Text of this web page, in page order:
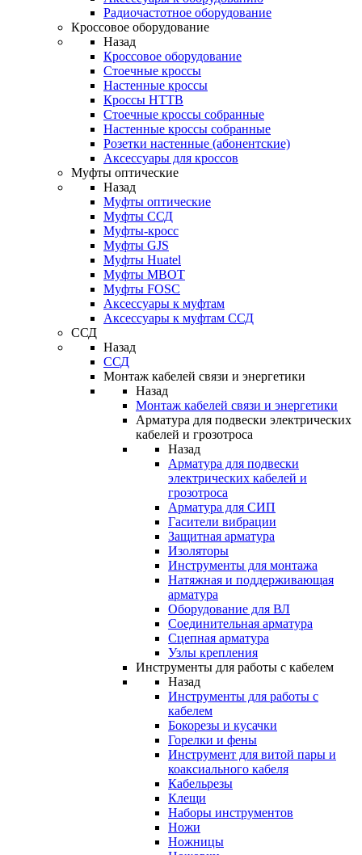
Радиочастотное оборудование
Кроссовое оборудование
Назад
Кроссовое оборудование
Стоечные кроссы
Настенные кроссы
Кроссы HTTB
Стоечные кроссы собранные
Настенные кроссы собранные
Розетки настенные (абонентские)
Аксессуары для кроссов
Муфты оптические
Назад
Муфты оптические
Муфты ССД
Муфты-кросс
Муфты GJS
Муфты Huatel
Муфты МВОТ
Муфты FOSC
Аксессуары к муфтам
Аксессуары к муфтам ССД
ССД
Назад
ССД
Монтаж кабелей связи и энергетики
Назад
Монтаж кабелей связи и энергетики
Арматура для подвески электрических
кабелей и грозотроса
Назад
Арматура для подвески
электрических кабелей и
грозотроса
Арматура для СИП
Гасители вибрации
Защитная арматура
Изоляторы
Инструменты для монтажа
Натяжная и поддерживающая
арматура
Оборудование для ВЛ
Соединительная арматура
Сцепная арматура
Узлы крепления
Инструменты для работы с кабелем
Назад
Инструменты для работы с
кабелем
Бокорезы и кусачки
Горелки и фены
Инструмент для витой пары и
коаксиального кабеля
Кабельрезы
Клещи
Наборы инструментов
Ножи
Ножницы